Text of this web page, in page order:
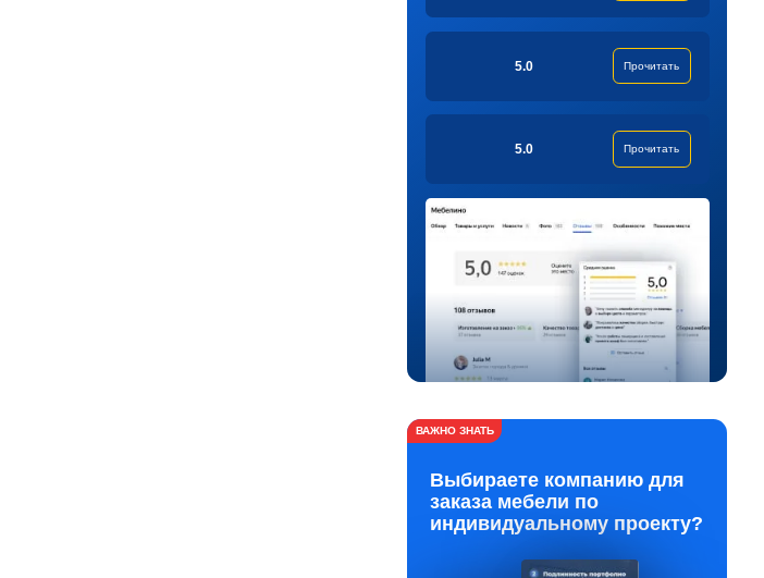
5.0 Прочитать
5.0 Прочитать
ВАЖНО ЗНАТЬ
Выбираете компанию для
заказа мебели по
индивидуальному проекту?